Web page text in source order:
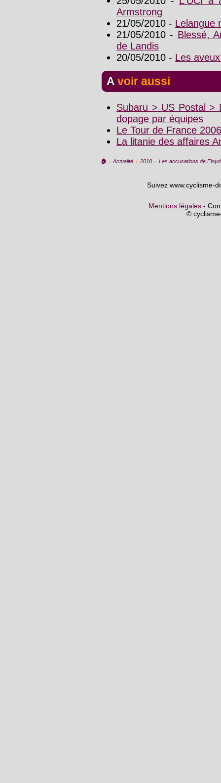
Armstrong
21/05/2010 - Lelangue
21/05/2010 - Blessé,
de Landis
20/05/2010 - Les
A voir aussi
Subaru > US Postal >
dopage par équipes
Le Tour de France 2006
La litanie des affaires
🏠︎ › Actualité › 2010 › Les accusations de
Suivez www.cyclisme-
Mentions légales-
©